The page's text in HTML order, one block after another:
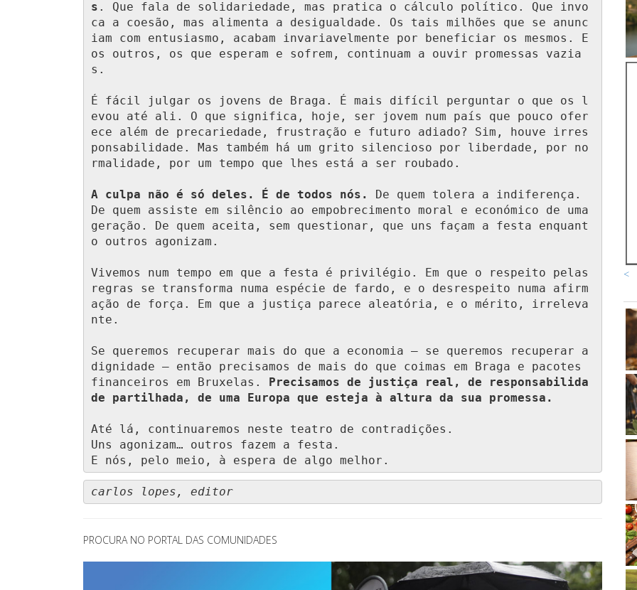
s . Que fala de solidariedade, mas pratica o cálculo político. Que invo
ca a coesão, mas alimenta a desigualdade. Os tais milhões que se anunc
iam com entusiasmo, acabam invariavelmente por beneficiar os mesmos. E
os outros, os que esperam e sofrem, continuam a ouvir promessas vazia
s.
É fácil julgar os jovens de Braga. É mais difícil perguntar o que os l
evou até ali. O que significa, hoje, ser jovem num país que pouco ofer
ece além de precariedade, frustração e futuro adiado? Sim, houve irres
ponsabilidade. Mas também há um grito silencioso por liberdade, por no
rmalidade, por um tempo que lhes está a ser roubado.
A culpa não é só deles. É de todos nós.
De quem tolera a indiferença.
De quem assiste em silêncio ao empobrecimento moral e económico de uma
geração. De quem aceita, sem questionar, que uns façam a festa enquant
o outros agonizam.
Vivemos num tempo em que a festa é privilégio. Em que o respeito pelas
regras se transforma numa espécie de fardo, e o desrespeito numa afirm
ação de força. Em que a justiça parece aleatória, e o mérito, irreleva
nte.
Se queremos recuperar mais do que a economia — se queremos recuperar a
dignidade — então precisamos de mais do que coimas em Braga e pacotes
financeiros em Bruxelas.
Precisamos de justiça real, de responsabilida
de partilhada, de uma Europa que esteja à altura da sua promessa.
Até lá, continuaremos neste teatro de contradições.
Uns agonizam… outros fazem a festa.
E nós, pelo meio, à espera de algo melhor.
carlos lopes, editor
PROCURA NO PORTAL DAS COMUNIDADES
<